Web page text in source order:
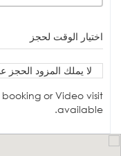
اختيار الوقت لحجز
لا يملك المزود الحجز
or Video visit
available.